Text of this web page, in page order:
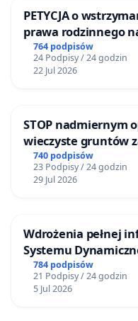
PETYCJA o
764 podpisów
24 Podpisy / 24 godzin
22 Jul 2026
STOP nadmiernym
wieczyste gruntów
ogrody działkowe.
740 podpisów
23 Podpisy / 24 godzin
29 Jul 2026
Wdrożenia pełnej
Systemu
(CSDiP) na stacji
784 podpisów
21 Podpisy / 24 godzin
5 Jul 2026